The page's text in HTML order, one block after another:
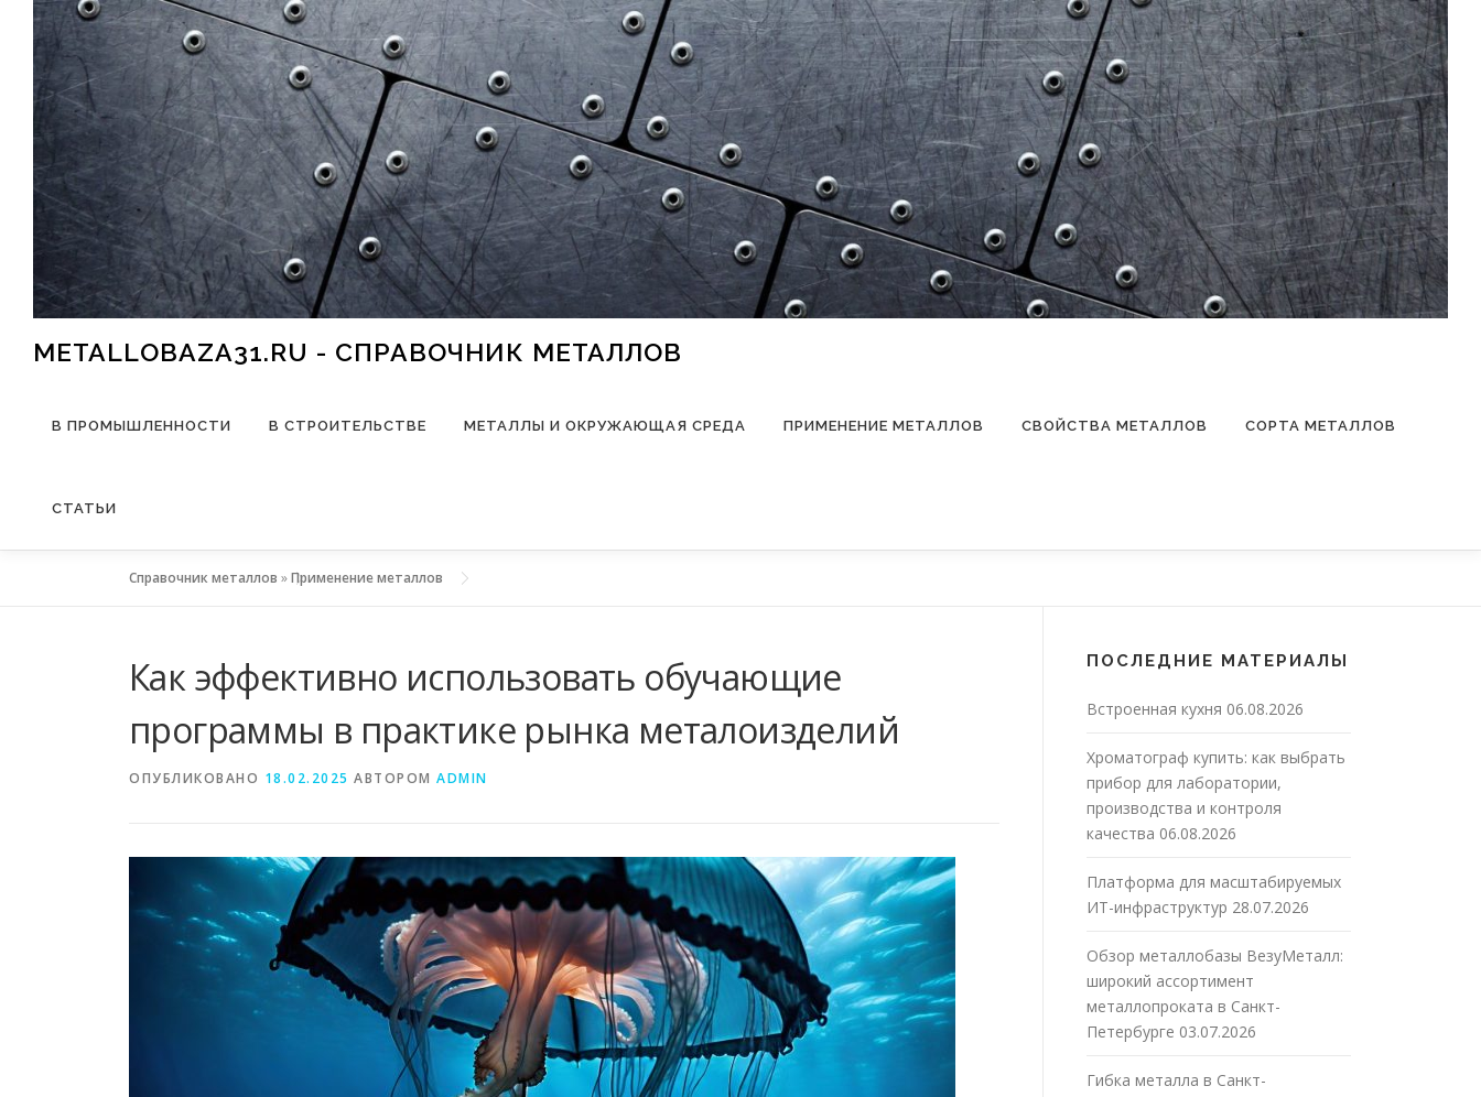
Перейти к содержимому
METALLOBAZA31.RU - СПРАВОЧНИК МЕТАЛЛОВ
В ПРОМЫШЛЕННОСТИ В СТРОИТЕЛЬСТВЕ МЕТАЛЛЫ И ОКРУЖАЮЩАЯ СРЕДА ПРИМЕНЕНИЕ МЕТАЛЛОВ СВОЙСТВА МЕТАЛЛОВ СОРТА МЕТАЛЛОВ
СТАТЬИ
Справочник металлов »Применение металлов
Как эффективно использовать обучающие
программы в практике рынка металоизделий
ОПУБЛИКОВАНО 18.02.2025 АВТОРОМ ADMIN
ПОСЛЕДНИЕ МАТЕРИАЛЫ
Встроенная кухня 06.08.2026
Хроматограф купить: как выбрать
прибор для лаборатории,
производства и контроля
качества 06.08.2026
Платформа для масштабируемых
ИТ-инфраструктур 28.07.2026
Обзор металлобазы ВезуМеталл:
широкий ассортимент
металлопроката в Санкт-
Петербурге 03.07.2026
Гибка металла в Санкт-